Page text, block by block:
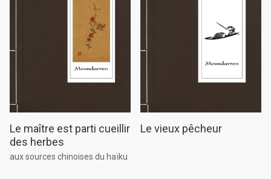
Le maître est parti cueillir
des herbes
aux sources chinoises du haïku
Le vieux pêcheur